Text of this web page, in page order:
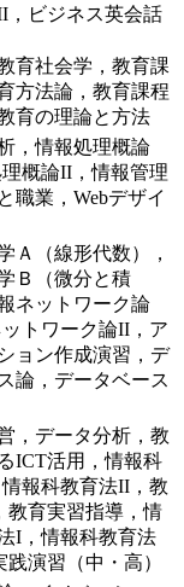
，ビジネス英会話
育社会学，教育課
方法論，教育課程
育の理論と方法
，情報処理概論
概論II，情報管理
職業，Webデザイ
Ａ（線形代数），
Ｂ（微分と積
ネットワーク論
トワーク論II，ア
ョン作成演習，デ
論，データベース
，データ分析，教
ICT活用，情報科
報科教育法II，教
教育実習指導，情
I，情報科教育法
演習（中・高）